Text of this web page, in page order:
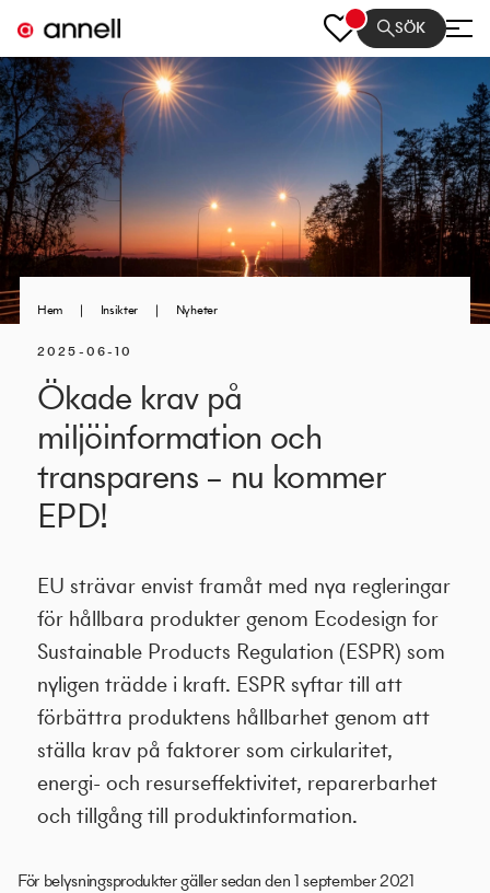
SÖK
Hem | Insikter | Nyheter
2025-06-10
Ökade krav på
miljöinformation och
transparens – nu kommer
EPD!
EU strävar envist framåt med nya regleringar
för hållbara produkter genom Ecodesign for
Sustainable Products Regulation (ESPR) som
nyligen trädde i kraft. ESPR syftar till att
förbättra produktens hållbarhet genom att
ställa krav på faktorer som cirkularitet,
energi- och resurseffektivitet, reparerbarhet
och tillgång till produktinformation.
För belysningsprodukter gäller sedan den 1 september 2021